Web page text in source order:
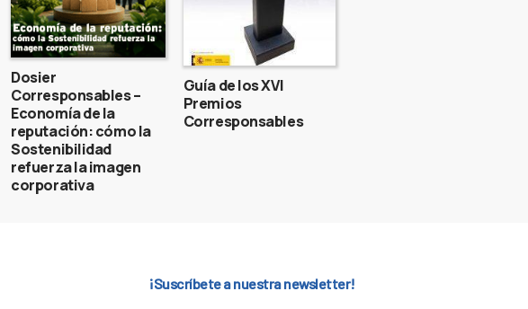
Dosier
Corresponsables –
Economía de la
reputación: cómo la
Sostenibilidad
refuerza la imagen
corporativa
Guía de los XVI
Premios
Corresponsables
¡Suscríbete a nuestra newsletter!